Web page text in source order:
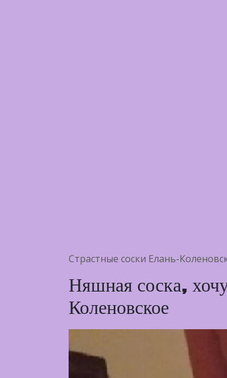
Страстные соски Елань-
Няшная соска,
Коленовское